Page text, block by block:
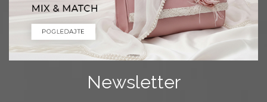
Newsletter